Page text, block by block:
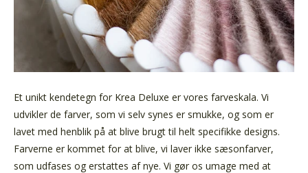
Et unikt kendetegn for Krea Deluxe er vores farveskala. Vi
udvikler de farver, som vi selv synes er smukke, og som er
lavet med henblik på at blive brugt til helt specifikke designs.
Farverne er kommet for at blive, vi laver ikke sæsonfarver,
som udfases og erstattes af nye. Vi gør os umage med at